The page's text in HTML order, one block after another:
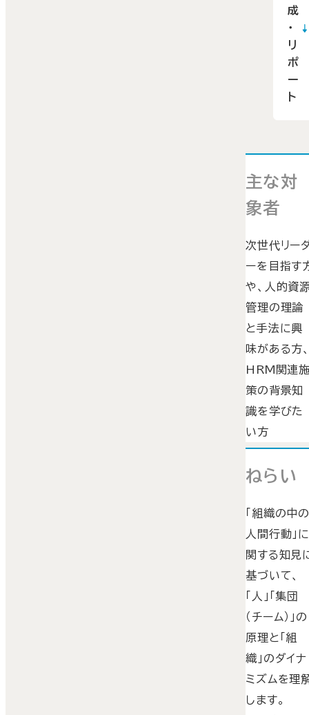
成
・
リ
ポ
ー
ト
主な対
象者
次世代リー
ーを目指す
や、人的資
管理の理論
と手法に興
味がある方
HRM関連
策の背景知
識を学びた
い方
ねらい
「組織の中
人間行動」
関する知見
基づいて、
「人」「集団
（チーム）」の
原理と「組
織」のダイナ
ミズムを理
します。